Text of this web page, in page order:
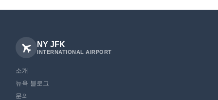
NY JFK
INTERNATIONAL AIRPORT
소개
뉴욕 블로그
문의